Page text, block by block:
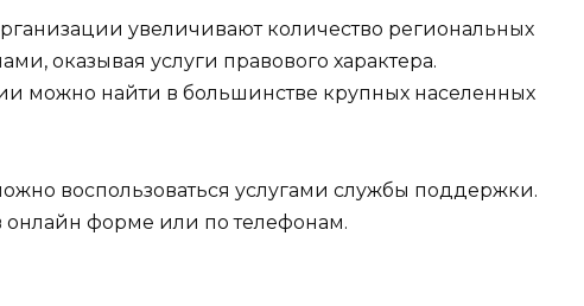
увеличивают количество региональных
оказывая услуги правового характера.
можно найти в большинстве крупных населенных
воспользоваться услугами службы поддержки.
форме или по телефонам.